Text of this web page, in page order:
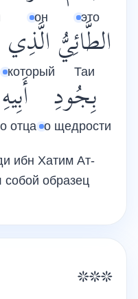
это
он
الطَّائِيُّ
Таи
الَّذِي
который
بِجُودِ
о щедрости
отца
ибн Хатим Ат-
собой образец
***